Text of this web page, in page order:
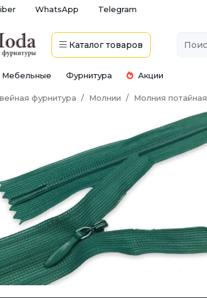
WhatsApp Telegram
Каталог товаров
Мебельные Фурнитура Акции
фурнитура Молнии Молния потайная